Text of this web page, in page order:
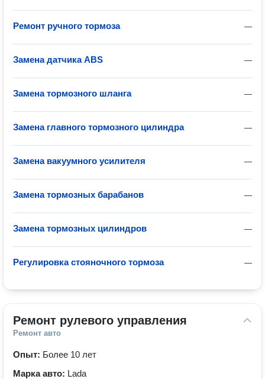
—
Ремонт ручного тормоза
—
Замена датчика ABS
—
Замена тормозного шланга
—
Замена главного тормозного цилиндра
—
Замена вакуумного усилителя
—
Замена тормозных барабанов
—
Замена тормозных цилиндров
—
Регулировка стояночного тормоза
Ремонт рулевого управления
Ремонт авто
Опыт: Более 10 лет
Марка авто: Lada